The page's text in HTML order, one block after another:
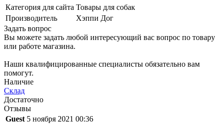
Категория для сайта Товары для собак
Производитель
Хэппи Дог
Задать вопрос
Вы можете задать любой интересующий вас вопрос по товару
или работе магазина.
Наши квалифицированные специалисты обязательно вам
помогут.
Наличие
Склад
Достаточно
Отзывы
Guest 5 ноября 2021 00:36